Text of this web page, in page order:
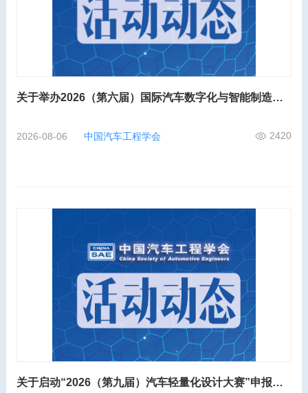
关于举办2026（第六届）国际汽车数字化与智能制造大会的第二轮通知
2026-08-06 中国汽车工程学会 2420
关于启动“2026（第九届）汽车轻量化设计大赛”申报工作的通知